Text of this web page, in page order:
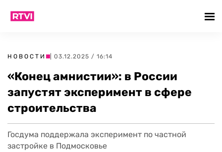
НОВОСТИ | 03.12.2025 / 16:14
«Конец амнистии»: в России
запустят эксперимент в сфере
строительства
Госдума поддержала эксперимент по частной
застройке в Подмосковье